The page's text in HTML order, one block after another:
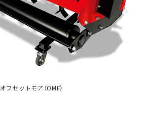
オフセットモア（OMF）